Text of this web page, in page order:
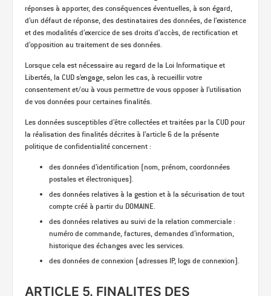
réponses à apporter, des conséquences éventuelles, à son égard,
d’un défaut de réponse, des destinataires des données, de l’existence
et des modalités d’exercice de ses droits d’accès, de rectification et
d’opposition au traitement de ses données.
Lorsque cela est nécessaire au regard de la Loi Informatique et
Libertés, la CUD s’engage, selon les cas, à recueillir votre
consentement et/ou à vous permettre de vous opposer à l’utilisation
de vos données pour certaines finalités.
Les données susceptibles d’être collectées et traitées par la CUD pour
la réalisation des finalités décrites à l’article 6 de la présente
politique de confidentialité concernent :
des données d’identification (nom, prénom, coordonnées
postales et électroniques).
des données relatives à la gestion et à la sécurisation de tout
compte créé à partir du DOMAINE.
des données relatives au suivi de la relation commerciale :
numéro de commande, factures, demandes d’information,
historique des échanges avec les services.
des données de connexion (adresses IP, logs de connexion).
ARTICLE 5. FINALITES DES